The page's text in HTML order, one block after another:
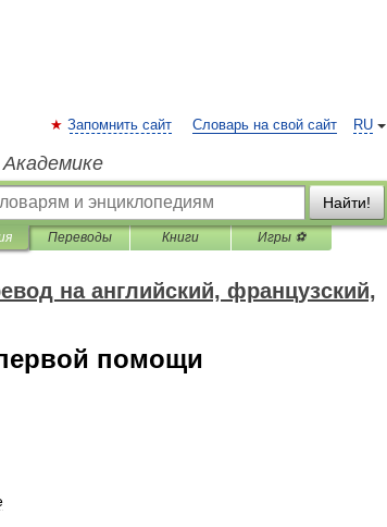
RU
Запомнить сайт Словарь на свой сайт
Найти!
Переводы Книги Игры ⚽
на английский, французский,
помощи